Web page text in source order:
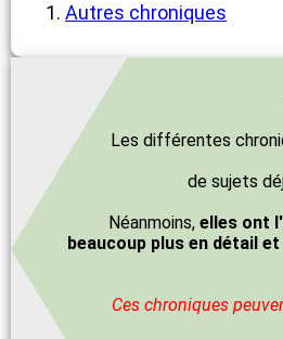
Autres chroniques
Les différentes
de sujets
Néanmoins, elles ont
beaucoup plus en détail
Ces chroniques